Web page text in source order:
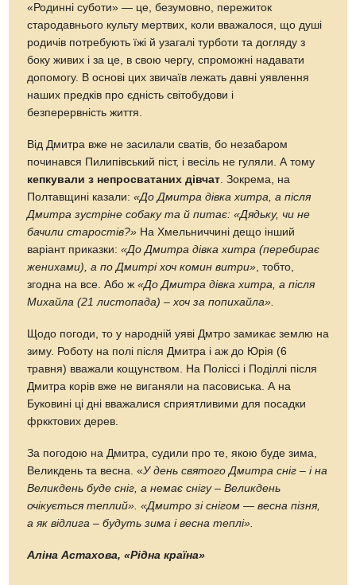
«Родинні суботи» — це, безумовно, пережиток
стародавнього культу мертвих, коли вважалося, що душі
родичів потребують їжі й узагалі турботи та догляду з
боку живих і за це, в свою чергу, спроможні надавати
допомогу. В основі цих звичаїв лежать давні уявлення
наших предків про єдність світобудови і
безперервність життя.
Від Дмитра вже не засилали сватів, бо незабаром
починався Пилипівський піст, і весіль не гуляли. А тому
кепкували з непросватаних дівчат . Зокрема, на
Полтавщині казали:«До Дмитра дівка хитра, а після
Дмитра зустріне собаку та й питає: «Дядьку, чи не
бачили старостів?» На Хмельниччині дещо інший
варіант приказки:«До Дмитра дівка хитра (перебирає
женихами), а по Дмитрі хоч комин витри» , тобто,
згодна на все. Або ж«До Дмитра дівка хитра, а після
Михайла (21 листопада) – хоч за попихайла».
Щодо погоди, то у народній уяві Дмтро замикає землю на
зиму. Роботу на полі після Дмитра і аж до Юрія (6
травня) вважали кощунством. На Поліссі і Поділлі після
Дмитра корів вже не виганяли на пасовиська. А на
Буковині ці дні вважалися сприятливими для посадки
фркктових дерев.
За погодою на Дмитра, судили про те, якою буде зима,
Великдень та весна. «У день святого Дмитра сніг – і на
Великдень буде сніг, а немає снігу – Великдень
очікується теплий». «Дмитро зі снігом — весна пізня,
а як відлига – будуть зима і весна теплі».
Аліна Астахова, «Рідна країна»